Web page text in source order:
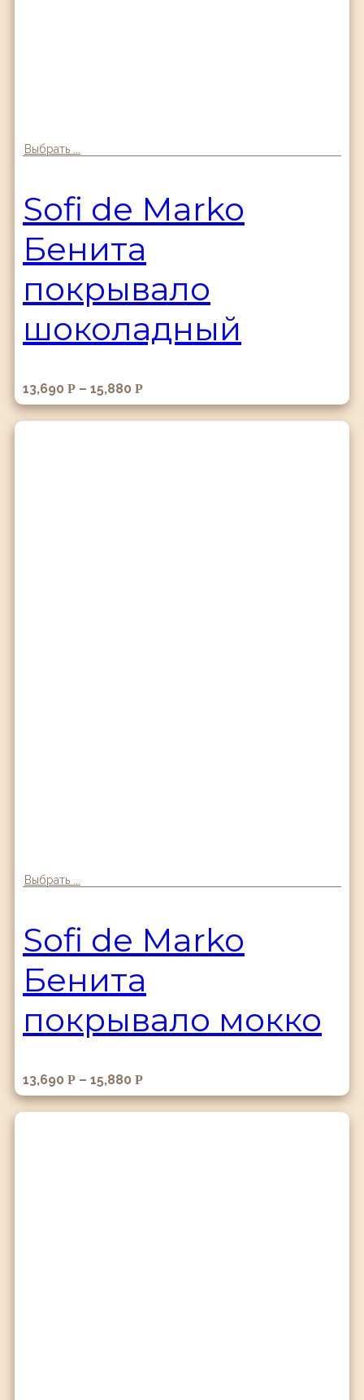
Выбрать ...
Sofi de Marko
Бенита
покрывало
шоколадный
13,690 Р – 15,880 Р
Выбрать ...
Sofi de Marko
Бенита
покрывало мокко
13,690 Р – 15,880 Р